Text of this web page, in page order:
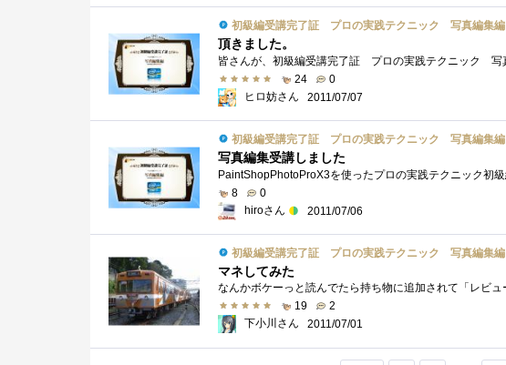
初級編受講完了証 プロの実践テクニック 写真編集編
頂きました。
24
0
ヒロ妨さん
2011/07/07
初級編受講完了証 プロの実践テクニック 写真編集編
写真編集受講しました
8
0
hiroさん
2011/07/06
初級編受講完了証 プロの実践テクニック 写真編集編
マネしてみた
19
2
下小川さん
2011/07/01